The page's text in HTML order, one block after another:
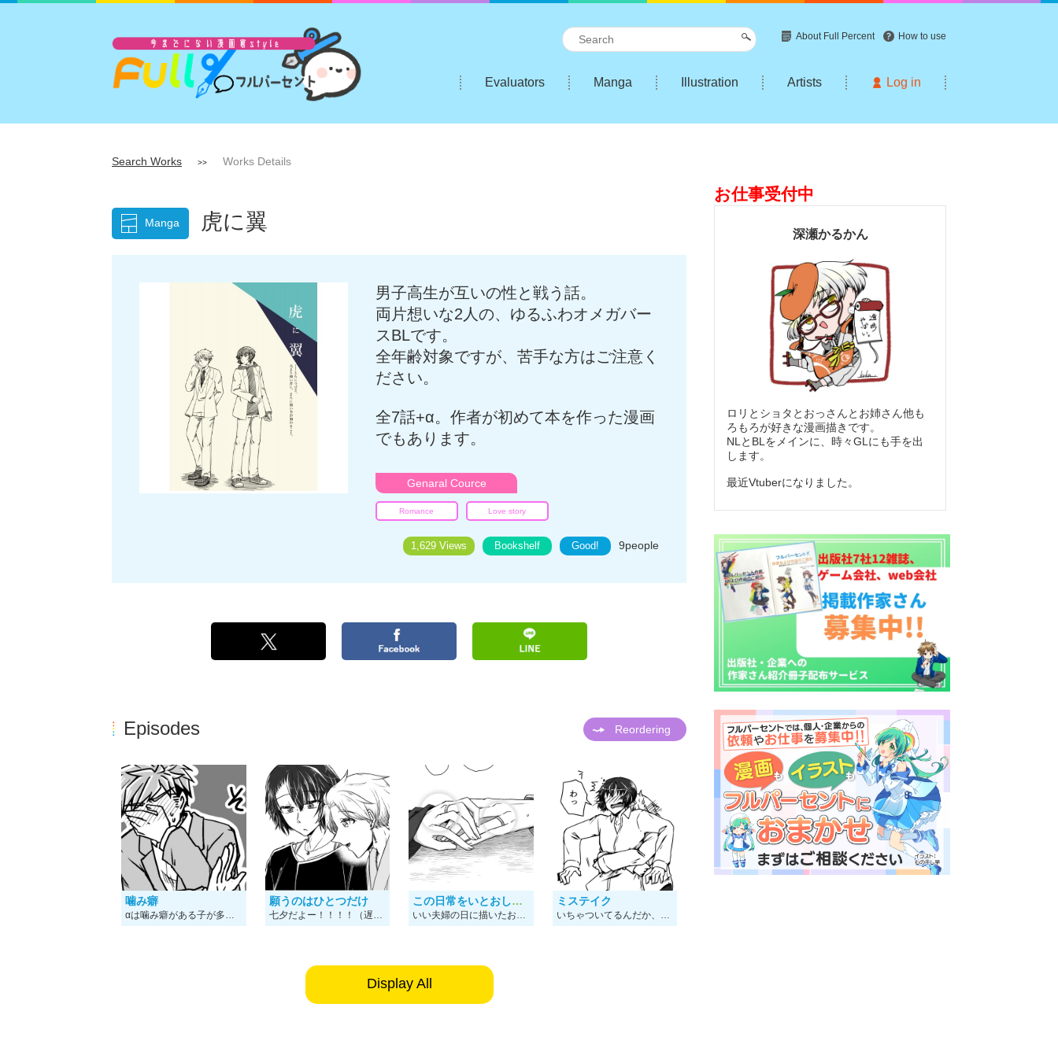
About Full Percent How to use
Evaluators Manga Illustration Artists Log in
Search Works >> Works Details
Manga 虎に翼
男子高生が互いの性と戦う話。
両片想いな2人の、ゆるふわオメガバー
スBLです。
全年齢対象ですが、苦手な方はご注意く
ださい。
全7話+α。作者が初めて本を作った漫画
でもあります。
Genaral Cource
Romance Love story
Good! 9people
Bookshelf
1,629 Views
Episodes Reordering
噛み癖
αは噛み癖がある子が多いといいなあ！！！！というのを描きたかっただけの4コマ漫画です。 あるといいなあ！！！！かみぐせ！！！
願うのはひとつだけ
七夕だよー！！！！（遅刻） 久しぶりにとらつば（大人版）がいちゃついてる漫画を描きました。楽しかったです。 ※オメガバースのお話です。男性妊娠がある世界観ですので、苦手な方はご注意ください。
この日常をいとおしく思う
いい夫婦の日に描いたお話。 一応本編の5,6年後くらいの設定です。 未来のお話や子供世代のお話など、妄想ばかり膨らんでいる今日この頃です。
ミステイク
いちゃついてるんだか、いちゃついてないんだかわからない小ネタです。 番になってしばらく経った後のお話でした。 番外編は、本当に描きたいところだけ描いてます。
Display All
お仕事受付中
深瀬かるかん
ロリとショタとおっさんとお姉さん他も
ろもろが好きな漫画描きです。
NLとBLをメインに、時々GLにも手を出
します。
最近Vtuberになりました。